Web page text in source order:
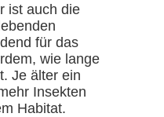
ist auch die
für das
wie lange
Je älter ein
Insekten
Habitat.